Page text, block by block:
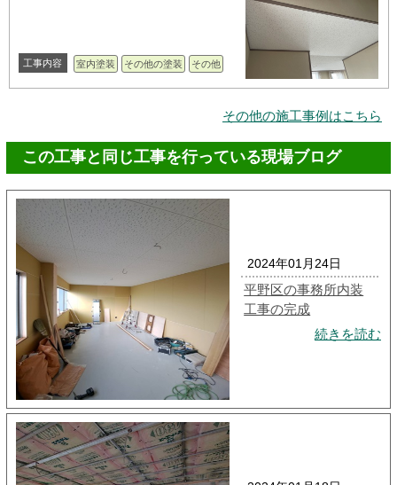
工事内容 室内塗装 その他の塗装 その他
その他の施工事例はこちら
この工事と同じ工事を行っている現場ブログ
2024年01月24日
平野区の事務所内装
工事の完成
続きを読む